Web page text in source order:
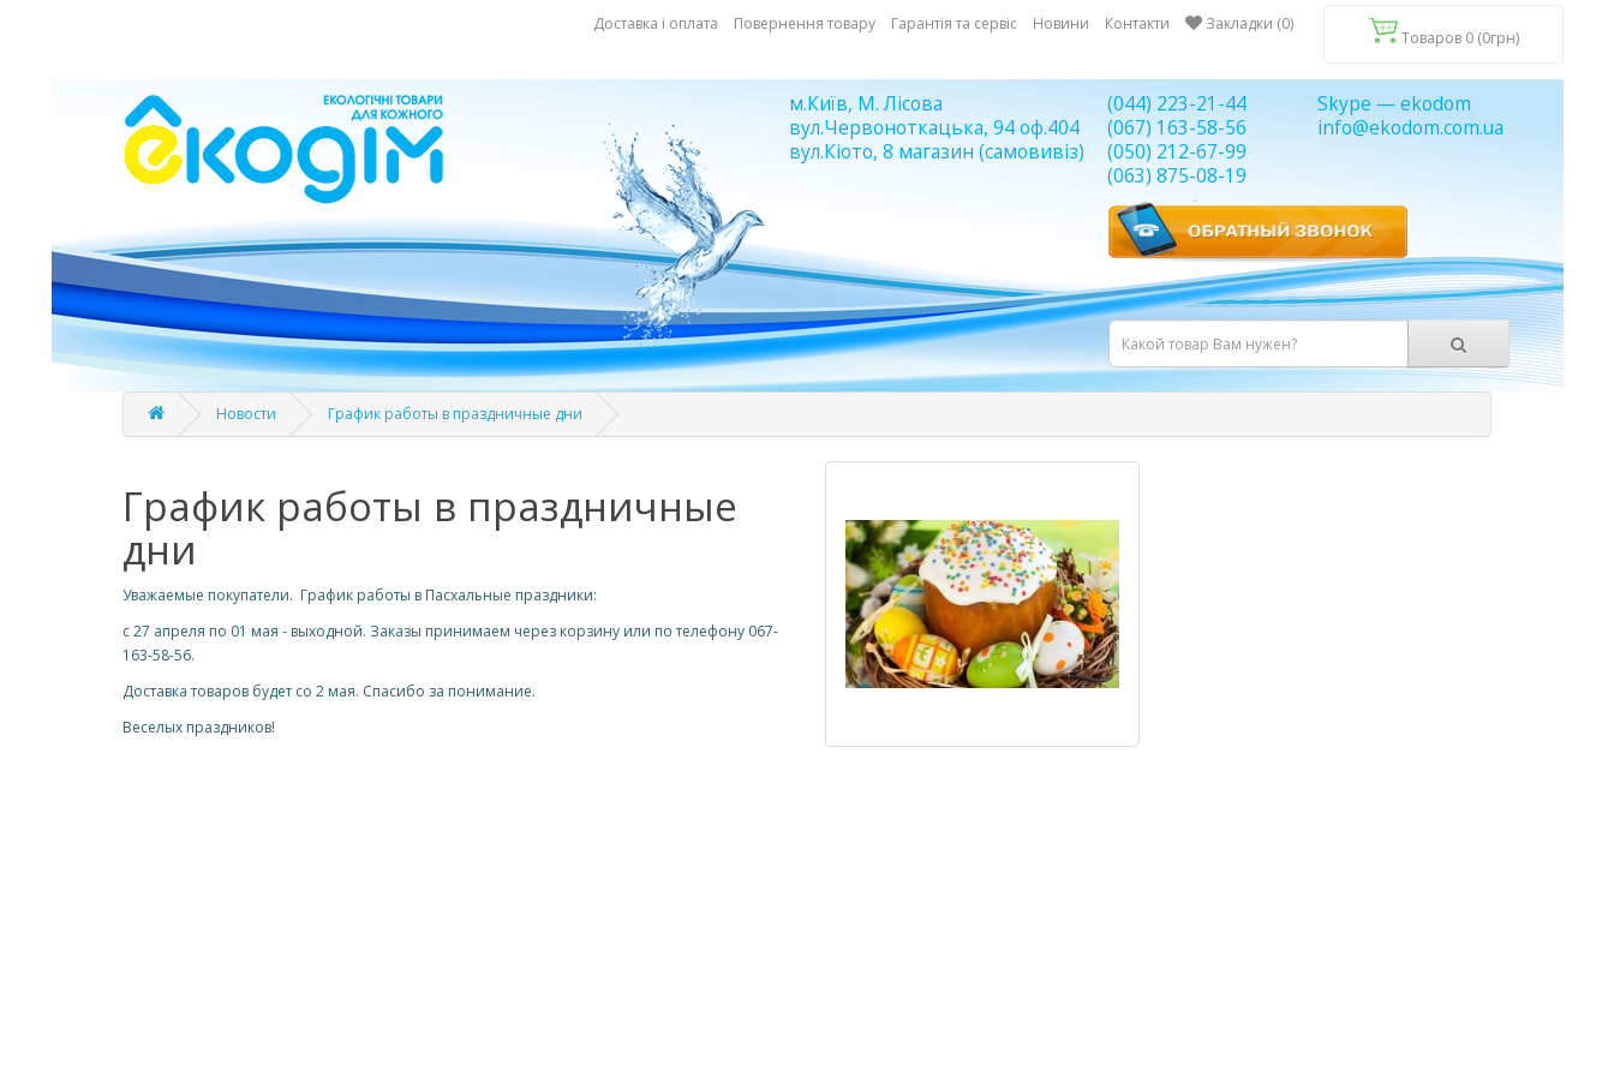
Товаров 0 (0грн)
Доставка і оплата Повернення товару Гарантія та сервіс Новини Контакти Закладки (0)
Skype — ekodom
info@ekodom.com.ua
м.Київ, М. Лісова
вул.Червоноткацька, 94 оф.404
вул.Кіото, 8 магазин (самовивіз)
(044) 223-21-44
(067) 163-58-56
(050) 212-67-99
(063) 875-08-19
Новости График работы в праздничные дни
График работы в праздничные
дни
Уважаемые покупатели. График работы в Пасхальные праздники:
с 27 апреля по 01 мая - выходной. Заказы принимаем через корзину или по телефону 067-
163-58-56.
Доставка товаров будет со 2 мая. Спасибо за понимание.
Веселых праздников!